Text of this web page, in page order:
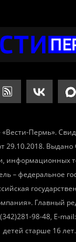
Пермь».
Выдано
информационных
– федеральное
Главный
98-48, E-
детей старше 16 лет.